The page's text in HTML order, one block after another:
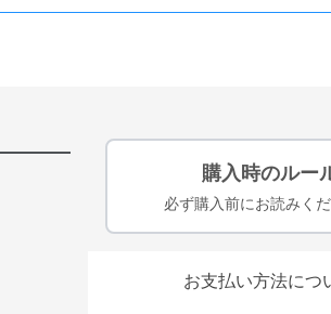
購入時のルー
必ず購入前にお読みくだ
お支払い方法につ